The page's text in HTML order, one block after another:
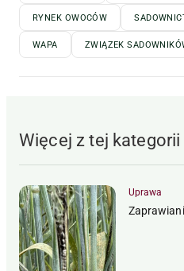
RYNEK OWOCÓW
WAPA ZWIĄZEK
Więcej z tej kategorii
Uprawa